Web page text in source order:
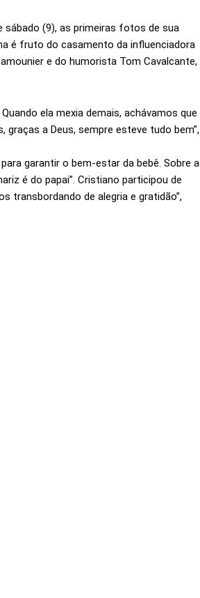
sábado (9), as primeiras fotos de sua
é fruto do casamento da influenciadora
e do humorista Tom Cavalcante,
ela mexia demais, achávamos que
graças a Deus, sempre esteve tudo bem”,
garantir o bem-estar da bebê. Sobre a
é do papai”. Cristiano participou de
transbordando de alegria e gratidão”,